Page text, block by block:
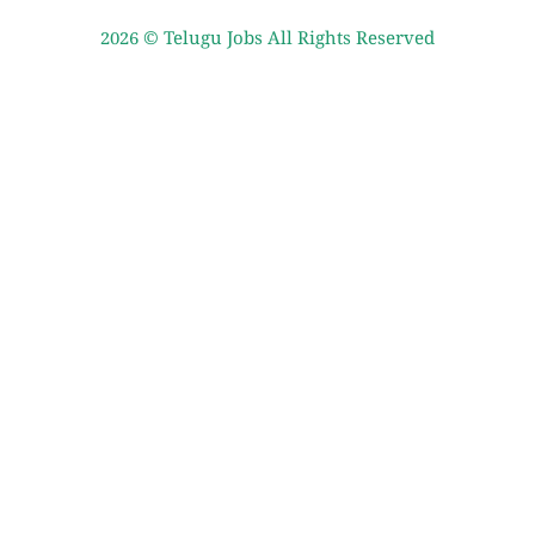
2026 © Telugu Jobs All Rights Reserved